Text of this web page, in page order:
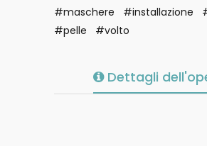
#maschere #installazione
#pelle
#volto
Dettagli